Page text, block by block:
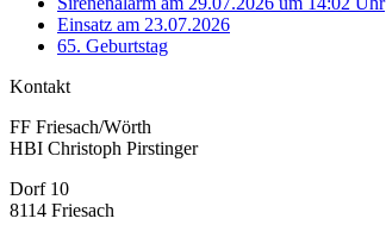
Einsatz am 23.07.2026
65. Geburtstag
Kontakt
FF Friesach/Wörth
HBI Christoph Pirstinger
Dorf 10
8114 Friesach